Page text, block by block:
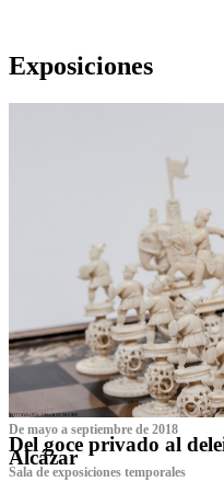
Exposiciones
De mayo a septiembre de 2018
Del goce privado al
Alcázar
Sala de exposiciones temporales